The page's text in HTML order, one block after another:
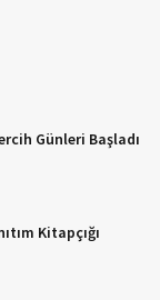
Günleri Başladı
Kitapçığı